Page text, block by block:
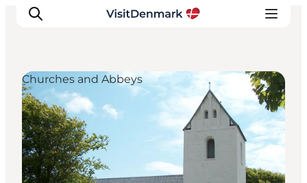
Inspirations
Destinations
Quoi faire
Hébergements
Churches and Abbeys